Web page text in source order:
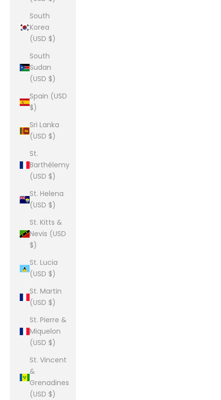
South
Korea
(USD $)
South
Sudan
(USD $)
Spain (USD
$)
Sri Lanka
(USD $)
St.
Barthélemy
(USD $)
St. Helena
(USD $)
St. Kitts &
Nevis (USD
$)
St. Lucia
(USD $)
St. Martin
(USD $)
St. Pierre &
Miquelon
(USD $)
St. Vincent
&
Grenadines
(USD $)